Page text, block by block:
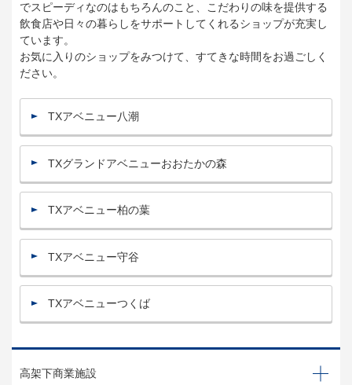
でスピーディなのはもちろんのこと、こだわりの味を提供する
飲食店や日々の暮らしをサポートしてくれるショップが充実し
ています。
お気に入りのショップをみつけて、すてきな時間をお過ごしく
ださい。
TXアベニュー八潮
TXグランドアベニューおおたかの森
TXアベニュー柏の葉
TXアベニュー守谷
TXアベニューつくば
高架下商業施設